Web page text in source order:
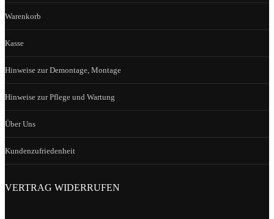
Warenkorb
Kasse
Hinweise zur Demontage, Montage
Hinweise zur Pflege und Wartung
Über Uns
Kundenzufriedenheit
VERTRAG WIDERRUFEN